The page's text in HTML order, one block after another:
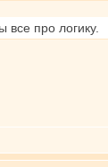
про логику.